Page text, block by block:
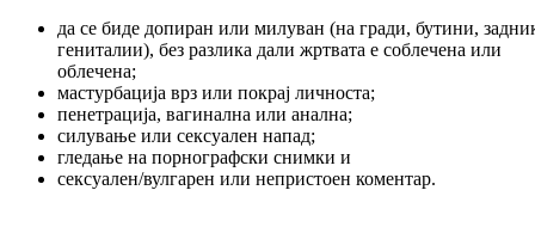
да се биде допиран или милуван (на гради, бутини,
гениталии), без разлика дали жртвата е соблечена или
облечена;
мастурбација врз или покрај личноста;
пенетрација, вагинална или анална;
силување или сексуален напад;
гледање на порнографски снимки и
сексуален/вулгарен или непристоен коментар.